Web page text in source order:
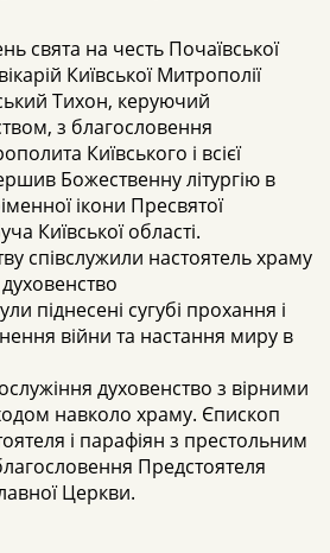
свята на честь Почаївської
Київської Митрополії
Тихон, керуючий
з благословення
Київського і всієї
Божественну літургію в
ікони Пресвятої
Київської області.
співслужили настоятель храму
піднесені сугубі прохання і
війни та настання миру в
духовенство з вірними
навколо храму. Єпископ
і парафіян з престольним
Предстоятеля
Церкви.